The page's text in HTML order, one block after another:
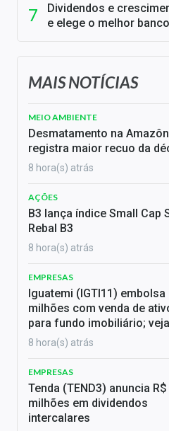
Dividendos e
e elege o melhor
MAIS NOTÍCIAS
MEIO AMBIENTE
Desmatamento na
registra maior recuo da
8 hora(s) atrás
AÇÕES
B3 lança índice Small Cap
Rebal B3
8 hora(s) atrás
EMPRESAS
Iguatemi (IGTI11) embolsa
milhões com venda de
para fundo imobiliário;
8 hora(s) atrás
EMPRESAS
Tenda (TEND3) anuncia
milhões em dividendos
intercalares